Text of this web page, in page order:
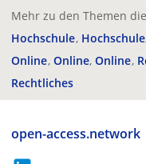
Mehr zu den Themen
Hochschule
Online Online Online
Rechtliches
open-access.network